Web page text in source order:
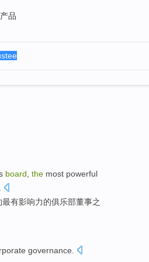
品
board the most powerful
最有影响力的俱乐部董事之
governance